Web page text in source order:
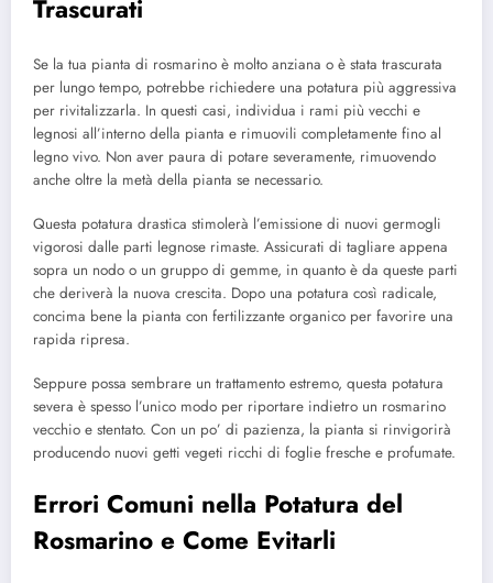
Trascurati
Se la tua pianta di rosmarino è molto anziana o è stata trascurata
per lungo tempo, potrebbe richiedere una potatura più aggressiva
per rivitalizzarla. In questi casi, individua i rami più vecchi e
legnosi all’interno della pianta e rimuovili completamente fino al
legno vivo. Non aver paura di potare severamente, rimuovendo
anche oltre la metà della pianta se necessario.
Questa potatura drastica stimolerà l’emissione di nuovi germogli
vigorosi dalle parti legnose rimaste. Assicurati di tagliare appena
sopra un nodo o un gruppo di gemme, in quanto è da queste parti
che deriverà la nuova crescita. Dopo una potatura così radicale,
concima bene la pianta con fertilizzante organico per favorire una
rapida ripresa.
Seppure possa sembrare un trattamento estremo, questa potatura
severa è spesso l’unico modo per riportare indietro un rosmarino
vecchio e stentato. Con un po’ di pazienza, la pianta si rinvigorirà
producendo nuovi getti vegeti ricchi di foglie fresche e profumate.
Errori Comuni nella Potatura del
Rosmarino e Come Evitarli